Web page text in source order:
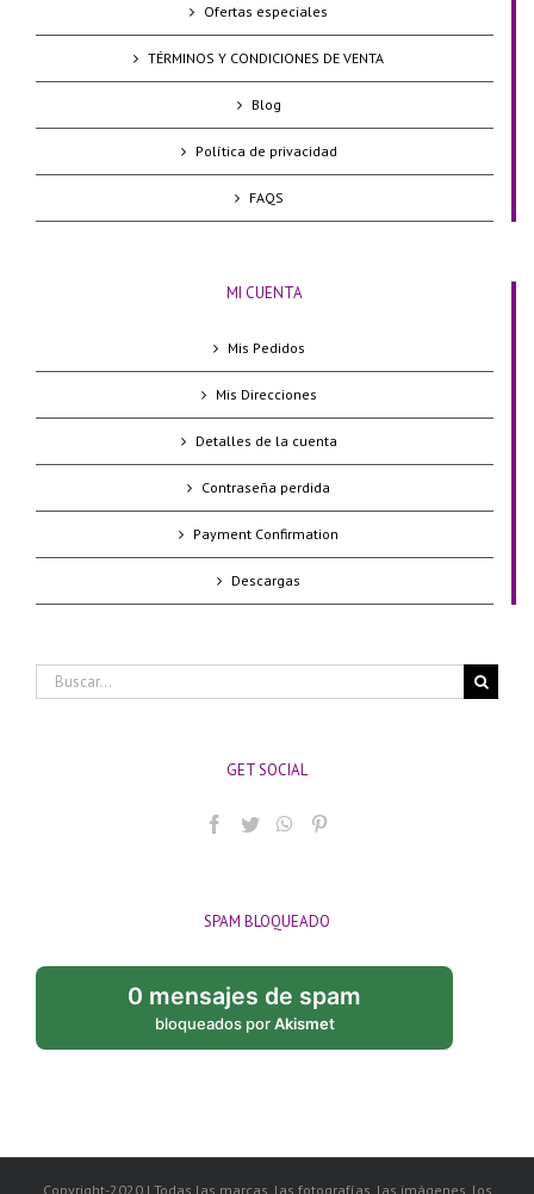
Ofertas especiales
TÉRMINOS Y CONDICIONES DE VENTA
Blog
Política de privacidad
FAQS
MI CUENTA
Mis Pedidos
Mis Direcciones
Detalles de la cuenta
Contraseña perdida
Payment Confirmation
Descargas
Buscar:
GET SOCIAL
SPAM BLOQUEADO
0 mensajes de spam
bloqueados porAkismet
Copyright-2020 | Todas las marcas, las fotografías, las imágenes, los